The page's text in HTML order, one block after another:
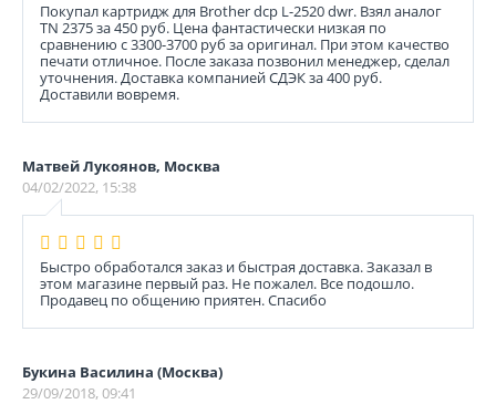
Покупал картридж для Brother dcp L-2520 dwr. Взял аналог
TN 2375 за 450 руб. Цена фантастически низкая по
сравнению с 3300-3700 руб за оригинал. При этом качество
печати отличное. После заказа позвонил менеджер, сделал
уточнения. Доставка компанией СДЭК за 400 руб.
Доставили вовремя.
Матвей Лукоянов, Москва
04/02/2022, 15:38
Быстро обработался заказ и быстрая доставка. Заказал в
этом магазине первый раз. Не пожалел. Все подошло.
Продавец по общению приятен. Спасибо
Букина Василина (Москва)
29/09/2018, 09:41